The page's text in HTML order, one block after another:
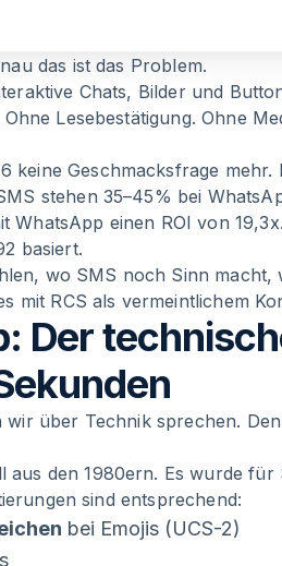
das ist das Problem.
Chats, Bilder und
Lesebestätigung. Ohne
keine Geschmacksfrage mehr.
stehen 35–45% bei
WhatsApp einen ROI von
basiert.
wo SMS noch Sinn macht,
mit RCS als vermeintlichem
Der
über Technik sprechen.
aus den 1980ern. Es wurde
sind entsprechend:
bei Emojis (UCS-2)